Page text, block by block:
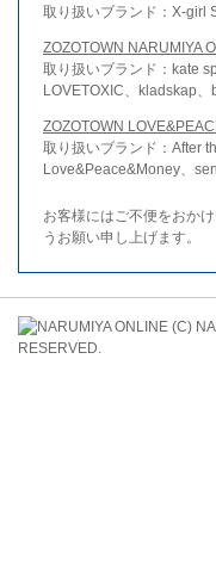
取り扱いブランド：X-girl
ZOZOTOWN NARUMIYA
取り扱いブランド：kate
LOVETOXIC、kladskap
ZOZOTOWN
取り扱いブランド：After
Love&Peace&Money、
お客様にはご不便をおか
うお願い申し上げます。